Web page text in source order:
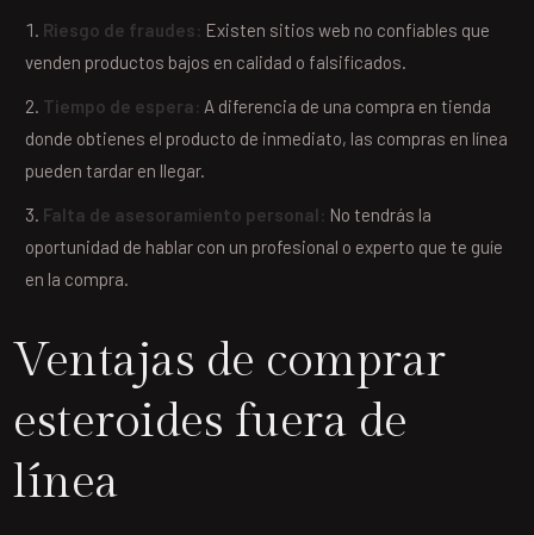
Riesgo de fraudes: Existen sitios web no confiables que
venden productos bajos en calidad o falsificados.
Tiempo de espera: A diferencia de una compra en tienda
donde obtienes el producto de inmediato, las compras en línea
pueden tardar en llegar.
Falta de asesoramiento personal: No tendrás la
oportunidad de hablar con un profesional o experto que te guíe
en la compra.
Ventajas de comprar
esteroides fuera de
línea